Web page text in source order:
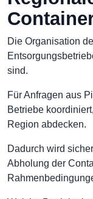
Die Organisation
sind.
Für Anfragen aus
Betriebe
Region abdecken.
Dadurch wird
Abholung der